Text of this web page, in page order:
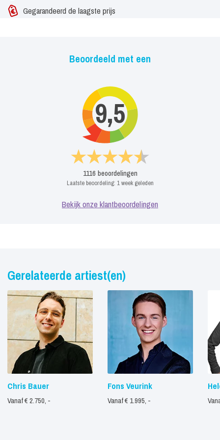
nieuwe generatie.
Gegarandeerd de laagste prijs
Beoordeeld met een
9,5
1116 beoordelingen
Laatste beoordeling: 1 week geleden
Bekijk onze klantbeoordelingen
Gerelateerde artiest(en)
Chris Bauer
Vanaf € 2.750, -
Fons Veurink
Vanaf € 1.995, -